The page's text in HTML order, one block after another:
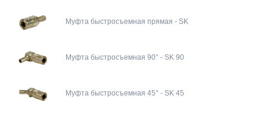
Муфта быстросъемная прямая - SK
Муфта быстросъемная 90° - SK 90
Муфта быстросъемная 45° - SK 45